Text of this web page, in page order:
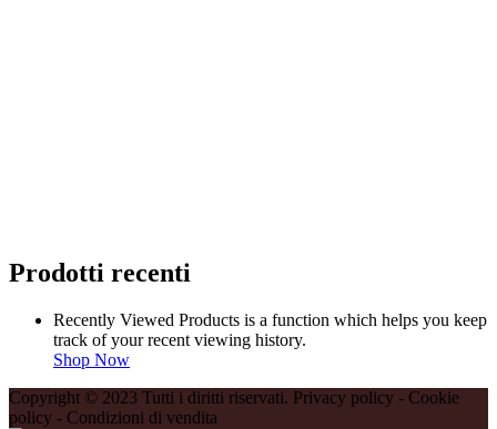
Prodotti recenti
Recently Viewed Products is a function which helps you keep
track of your recent viewing history.
Shop Now
Copyright © 2023 Tutti i diritti riservati. Privacy policy - Cookie
policy - Condizioni di vendita